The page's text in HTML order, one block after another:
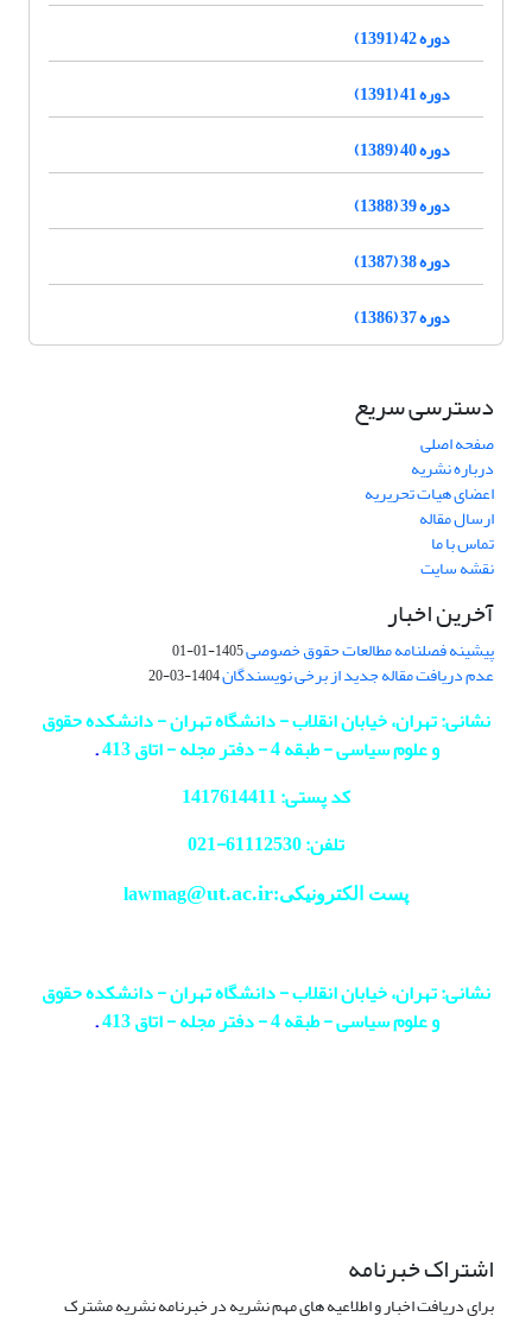
دوره 42 (1391)
دوره 41 (1391)
دوره 40 (1389)
دوره 39 (1388)
دوره 38 (1387)
دوره 37 (1386)
دسترسی سریع
صفحه اصلی
درباره نشریه
اعضای هیات تحریریه
ارسال مقاله
تماس با ما
نقشه سایت
آخرین اخبار
پیشینه فصلنامه مطالعات حقوق خصوصی1405-01-01
عدم دریافت مقاله جدید از برخی نویسندگان1404-03-20
نشانی: تهران، خیابان انقلاب - دانشگاه تهران - دانشکده حقوق
و علوم سیاسی - طبقه 4 - دفتر مجله - اتاق 413
.
کد پستی: 1417614411
تلفن: 61112530-
021
پست الکترونیکی:lawmag@ut.ac.ir
نشانی: تهران، خیابان انقلاب - دانشگاه تهران - دانشکده حقوق
و علوم سیاسی - طبقه 4 - دفتر مجله - اتاق 413
.
اشتراک خبرنامه
برای دریافت اخبار و اطلاعیه های مهم نشریه در خبرنامه نشریه مشترک